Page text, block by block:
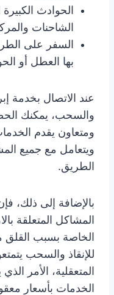
الحوادث
الشاحنات
السفر على
بها العطل أو
عند الاتصال بخدمة
والسحب، يمكنك
ومتعاون يقدم
ويتعامل مع جميع
الطريق.
بالإضافة إلى ذلك،
المشاكل المتعلقة
الخاصة بسبب القلق
للإنقاذ والسحب
المتعقلية، الأمر
الخدمات بأسعار